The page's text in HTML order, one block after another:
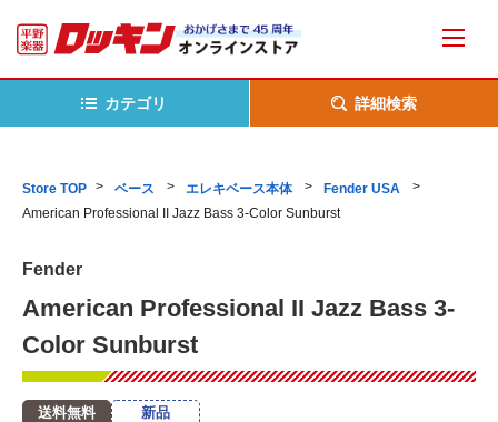
カテゴリ 詳細検索
Store TOP ベース エレキベース本体
Fender USA
American Professional II Jazz Bass 3-Color Sunburst
Fender
American Professional II Jazz Bass 3-
Color Sunburst
送料無料 新品